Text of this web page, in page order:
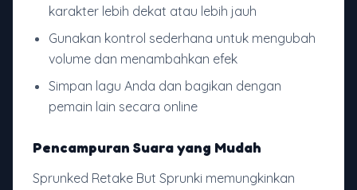
karakter lebih dekat atau lebih jauh
Gunakan kontrol sederhana untuk mengubah
volume dan menambahkan efek
Simpan lagu Anda dan bagikan dengan
pemain lain secara online
Pencampuran Suara yang Mudah
Sprunked Retake But Sprunki memungkinkan